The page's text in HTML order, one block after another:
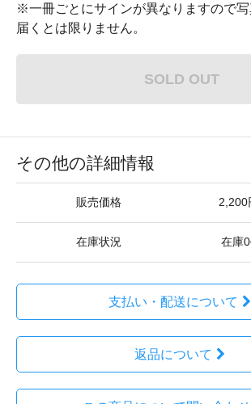
※一冊ごとにサインが異なりますので
届くとは限りません。
SOLD OUT
その他の詳細情報
販売価格 2,200
在庫状況 在庫
支払い・配送について
返品について